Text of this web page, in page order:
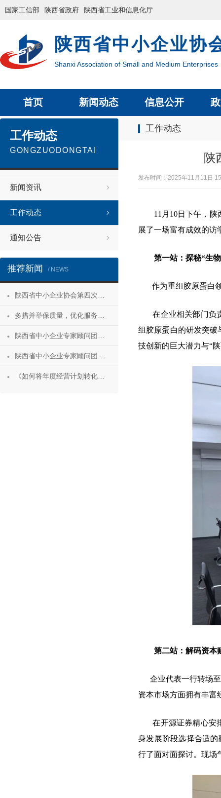
国家工信部 陕西省政府 陕西省工业和信息化厅
陕西省中小企业协
Shanxi Association of Small and Medium Enterprises
首页 新闻动态 信息公开
工作动态
工作动态
GONGZUODONGTAI
新闻资讯
工作动态
通知公告
推荐新闻 / NEWS
陕
发布时间：2025年11月11日
11月10日下午，
展了一场富有成效的访
第一站：探秘“生
作为重组胶原蛋白领
在企业相关部门负责
组胶原蛋白的研发突破
技创新的巨大潜力与“
第二站：解码资
企业代表一行转场至
资本市场方面拥有丰富
在开源证券精心安排
身发展阶段选择合适
行了面对面探讨。现场